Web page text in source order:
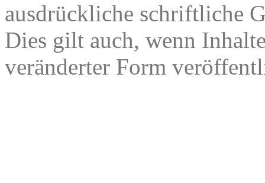
ausdrückliche schriftliche
Dies gilt auch, wenn
veränderter Form